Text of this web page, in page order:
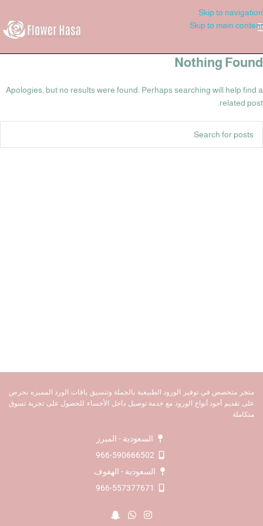
Skip to navigation
Skip to main content
Nothing Found
Apologies, but no results were found. Perhaps searching will help find a
related post.
متجر متخصص في توفير الورود الطبيعية بالجملة وتنسيق باقات الورد المميزه نحرص
على تقديم أجود أنواع الورود مع خدمة توصيل داخل الأحساء للحصول على تجربة تسوق
متكاملة
السعودية - المبرز
966-590666502
السعودية - الهفوف
966-557377671